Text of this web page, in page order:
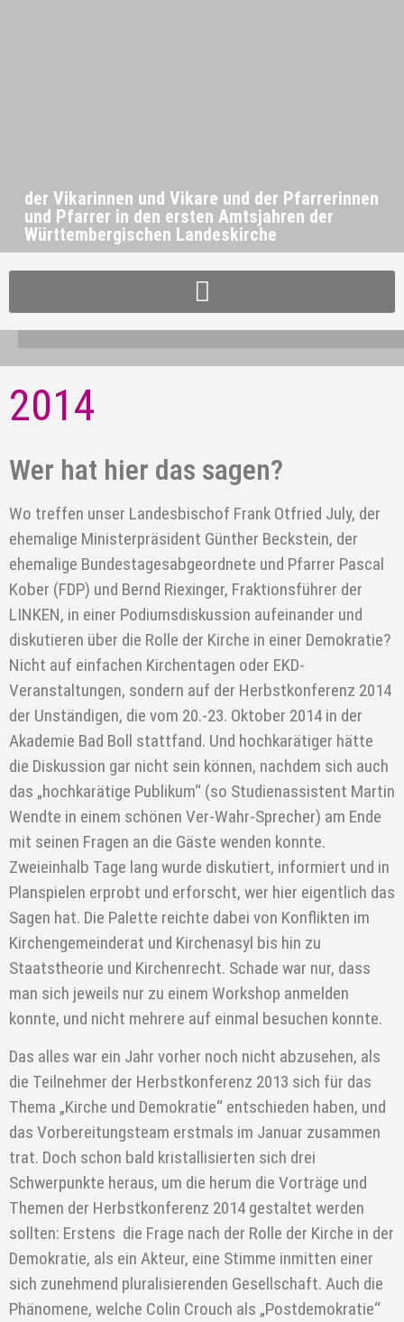
der Vikarinnen und Vikare und der Pfarrerinnen
und Pfarrer in den ersten Amtsjahren der
Württembergischen Landeskirche
2014
Wer hat hier das sagen?
Wo treffen unser Landesbischof Frank Otfried July, der
ehemalige Ministerpräsident Günther Beckstein, der
ehemalige Bundestagesabgeordnete und Pfarrer Pascal
Kober (FDP) und Bernd Riexinger, Fraktionsführer der
LINKEN, in einer Podiumsdiskussion aufeinander und
diskutieren über die Rolle der Kirche in einer Demokratie?
Nicht auf einfachen Kirchentagen oder EKD-
Veranstaltungen, sondern auf der Herbstkonferenz 2014
der Unständigen, die vom 20.-23. Oktober 2014 in der
Akademie Bad Boll stattfand. Und hochkarätiger hätte
die Diskussion gar nicht sein können, nachdem sich auch
das „hochkarätige Publikum“ (so Studienassistent Martin
Wendte in einem schönen Ver-Wahr-Sprecher) am Ende
mit seinen Fragen an die Gäste wenden konnte.
Zweieinhalb Tage lang wurde diskutiert, informiert und in
Planspielen erprobt und erforscht, wer hier eigentlich das
Sagen hat. Die Palette reichte dabei von Konflikten im
Kirchengemeinderat und Kirchenasyl bis hin zu
Staatstheorie und Kirchenrecht. Schade war nur, dass
man sich jeweils nur zu einem Workshop anmelden
konnte, und nicht mehrere auf einmal besuchen konnte.
Das alles war ein Jahr vorher noch nicht abzusehen, als
die Teilnehmer der Herbstkonferenz 2013 sich für das
Thema „Kirche und Demokratie“ entschieden haben, und
das Vorbereitungsteam erstmals im Januar zusammen
trat. Doch schon bald kristallisierten sich drei
Schwerpunkte heraus, um die herum die Vorträge und
Themen der Herbstkonferenz 2014 gestaltet werden
sollten: Erstens die Frage nach der Rolle der Kirche in der
Demokratie, als ein Akteur, eine Stimme inmitten einer
sich zunehmend pluralisierenden Gesellschaft. Auch die
Phänomene, welche Colin Crouch als „Postdemokratie“